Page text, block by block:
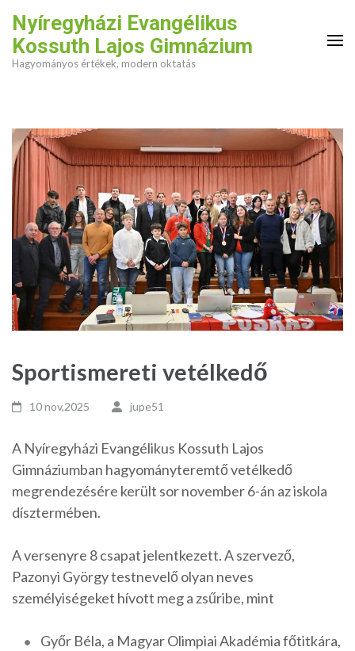
content
(Press
Nyíregyházi Evangélikus
Kossuth Lajos Gimnázium
Hagyományos értékek, modern oktatás
Sportismereti vetélkedő
10 nov,2025 jupe51
A Nyíregyházi Evangélikus Kossuth Lajos
Gimnáziumban hagyományteremtő vetélkedő
megrendezésére került sor november 6-án az iskola
dísztermében.
A versenyre 8 csapatjelentkezett. A szervező,
Pazonyi György testnevelő olyan neves
személyiségeket hívott meg a zsűribe, mint
Győr Béla, a Magyar Olimpiai Akadémia főtitkára,